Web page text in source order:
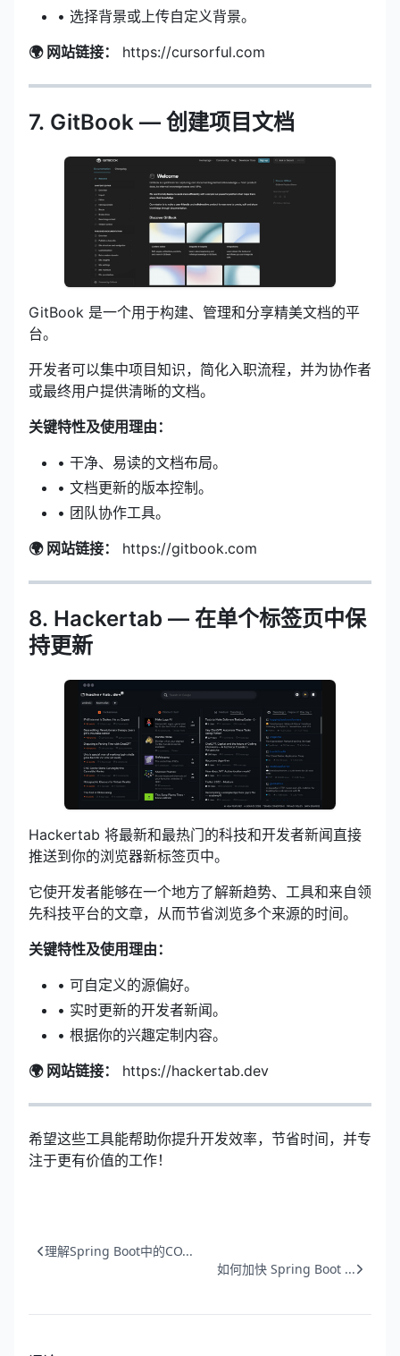
• 选择背景或上传自定义背景。
🌍 网站链接：
https://cursorful.com
7. GitBook — 创建项目文档
GitBook 是一个用于构建、管理和分享精美文档的平
台。
开发者可以集中项目知识，简化入职流程，并为协作者
或最终用户提供清晰的文档。
关键特性及使用理由：
• 干净、易读的文档布局。
• 文档更新的版本控制。
• 团队协作工具。
🌍 网站链接：
https://gitbook.com
8. Hackertab — 在单个标签页中保
持更新
Hackertab 将最新和最热门的科技和开发者新闻直接
推送到你的浏览器新标签页中。
它使开发者能够在一个地方了解新趋势、工具和来自领
先科技平台的文章，从而节省浏览多个来源的时间。
关键特性及使用理由：
• 可自定义的源偏好。
• 实时更新的开发者新闻。
• 根据你的兴趣定制内容。
🌍 网站链接：
https://hackertab.dev
希望这些工具能帮助你提升开发效率，节省时间，并专
注于更有价值的工作！
理解Spring Boot中的CO...
如何加快 Spring Boot ...